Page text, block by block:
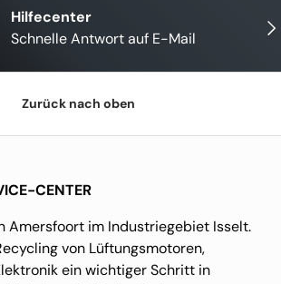
Hilfecenter
Schnelle Antwort auf E-Mail
Zurück nach oben
CENTER
Amersfoort im Industriegebiet Isselt.
von Lüftungsmotoren,
ein wichtiger Schritt in